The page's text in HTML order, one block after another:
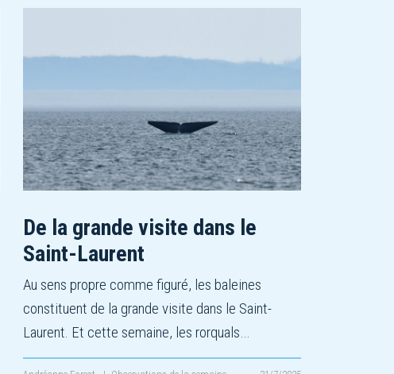
De la grande visite dans le
Saint-Laurent
Au sens propre comme figuré, les baleines
constituent de la grande visite dans le Saint-
Laurent. Et cette semaine, les rorquals…